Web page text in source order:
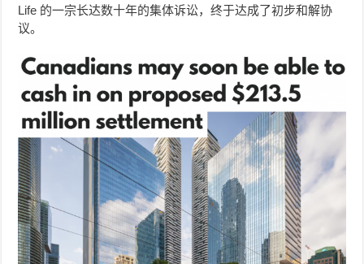
Life 的一宗长达数十年的集体诉讼，终于达成了初步和解协
议。